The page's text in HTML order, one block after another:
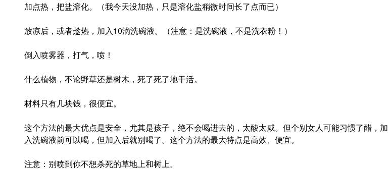
加点热，把盐溶化。（我今天没加热，只是溶化盐稍微时间长了点而已）
放凉后，或者趁热，加入10滴洗碗液。（注意：是洗碗液，不是洗衣粉！）
倒入喷雾器，打气，喷！
什么植物，不论野草还是树木，死了死了地干活。
材料只有几块钱，很便宜。
这个方法的最大优点是安全，尤其是孩子，绝不会喝进去的，太酸太咸。但个别女人可能习惯了醋，加
入洗碗液前可以喝，但加入后就别喝了。这个方法的最大特点是高效、便宜。
注意：别喷到你不想杀死的草地上和树上。